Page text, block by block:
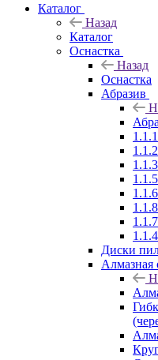
Каталог
Назад
Каталог
Оснастка
Назад
Оснастка
Абразив
Диски
Алмазная